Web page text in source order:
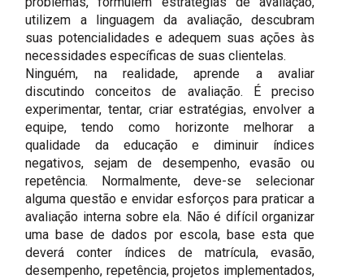
utilizem a linguagem da avaliação, descubram
suas potencialidades e adequem suas ações às
necessidades específicas de suas clientelas.
Ninguém, na realidade, aprende a avaliar
discutindo conceitos de avaliação. É preciso
experimentar, tentar, criar estratégias, envolver a
equipe, tendo como horizonte melhorar a
qualidade da educação e diminuir índices
negativos, sejam de desempenho, evasão ou
repetência. Normalmente, deve-se selecionar
alguma questão e envidar esforços para praticar a
avaliação interna sobre ela. Não é difícil organizar
uma base de dados por escola, base esta que
deverá conter índices de matrícula, evasão,
desempenho, repetência, projetos implementados,